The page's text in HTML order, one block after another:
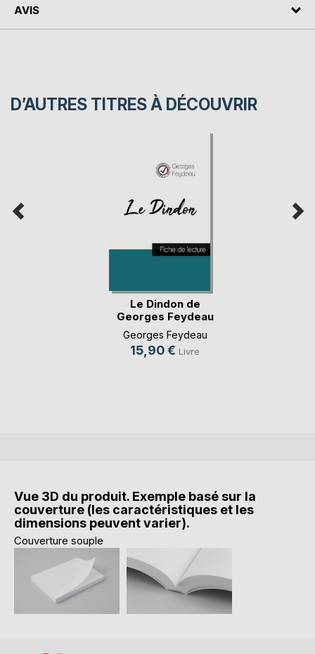
AVIS
D’AUTRES TITRES À DÉCOUVRIR
Le Dindon de
Georges Feydeau
(fich(...)
Georges Feydeau
15,90 € Livre
Vue 3D du produit. Exemple basé sur la
couverture (les caractéristiques et les
dimensions peuvent varier).
Couverture souple